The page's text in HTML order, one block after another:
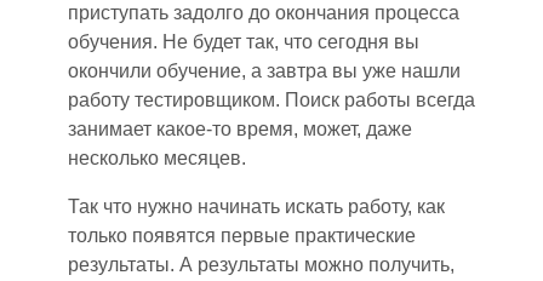
приступать задолго до окончания процесса
обучения. Не будет так, что сегодня вы
окончили обучение, а завтра вы уже нашли
работу тестировщиком. Поиск работы всегда
занимает какое-то время, может, даже
несколько месяцев.
Так что нужно начинать искать работу, как
только появятся первые практические
результаты. А результаты можно получить,